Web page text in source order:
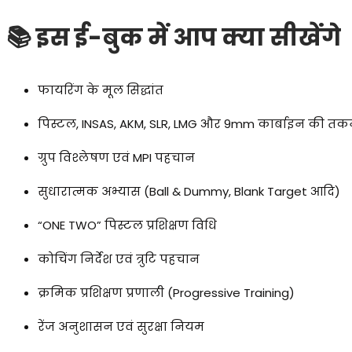
📚 इस ई-बुक में आप क्या सीखेंगे
फायरिंग के मूल सिद्धांत
पिस्टल, INSAS, AKM, SLR, LMG और 9mm कार्बाइन की
ग्रुप विश्लेषण एवं MPI पहचान
सुधारात्मक अभ्यास (Ball & Dummy, Blank Target आदि)
“ONE TWO” पिस्टल प्रशिक्षण विधि
कोचिंग निर्देश एवं त्रुटि पहचान
क्रमिक प्रशिक्षण प्रणाली (Progressive Training)
रेंज अनुशासन एवं सुरक्षा नियम